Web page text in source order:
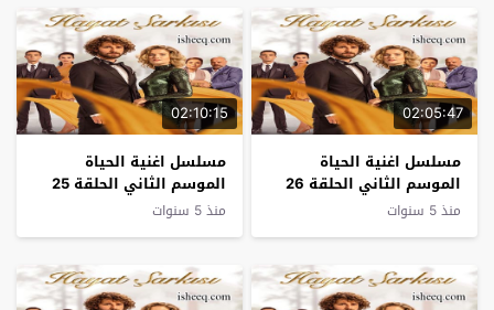
02:05:47
مسلسل اغنية الحياة
الموسم الثاني الحلقة 26
منذ 5 سنوات
02:10:15
مسلسل اغنية الحياة
الموسم الثاني الحلقة 25
منذ 5 سنوات